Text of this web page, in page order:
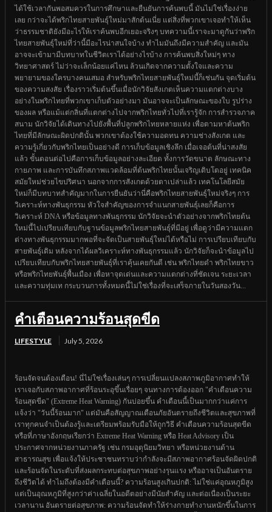
ได้ใช้เวลากันพอสมควรในการศึกษาและยืนยันการค้นพบนี้ มันไม่ใช่เรื่องง่าย
เลย กว่าจะได้พริกไทยสายพันธุ์ใหม่มาสักต้นเนี่ย แต่สิ่งที่พวกเขาเจอทำให้เห็น
ว่าธรรมชาติยังมีอะไรให้เราค้นพบอีกเยอะจริงๆ บทความนี้เราจะมาดูกันว่าพริก
ไทยสายพันธุ์ใหม่ที่ว่านี้มีอะไรน่าสนใจบ้าง ทำไมมันถึงมีความสำคัญ และมัน
อาจจะเข้ามามีบทบาทในชีวิตเราได้อย่างไรบ้าง การค้นพบสิ่งใหม่ๆ ทาง
วิทยาศาสตร์ ไม่ว่าจะเล็กน้อยแค่ไหน ล้วนเกิดจากความตั้งใจและความ
พยายามของใครบางคนเสมอ สำหรับพริกไทยสายพันธุ์ใหม่นี้ก็เช่นกัน จุดเริ่มต้น
ของความสงสัย เรื่องราวเริ่มต้นขึ้นเมื่อนักวิจัยสังเกตเห็นความแตกต่างบาง
อย่างในพริกไทยที่พวกเขาเก็บตัวอย่างมา มันอาจจะเป็นลักษณะของใบ รูปร่าง
ของผล หรือแม้แต่กลิ่นที่แตกต่างไปจากพริกไทยทั่วไปที่เรารู้จัก การสำรวจภาค
สนาม นักวิจัยได้เดินทางไปยังพื้นที่ปลูกพริกไทยหลายแห่ง เพื่อตามหาต้นพริก
ไทยที่มีลักษณะผิดปกตินั้น พวกเขาต้องใช้ความอดทน ความช่างสังเกต และ
ความรู้เกี่ยวกับพริกไทยเป็นอย่างดี การเก็บข้อมูลเชิงลึก เมื่อเจอต้นที่น่าสงสัย
แล้ว ขั้นตอนต่อไปคือการเก็บข้อมูลอย่างละเอียด ทั้งการวัดขนาด ลักษณะทาง
กายภาพ และการบันทึกสภาพแวดล้อมที่ต้นพริกไทยนั้นเจริญเติบโตอยู่ เทคนิค
สมัยใหม่ช่วยไขปริศนา นอกจากการสังเกตด้วยตาเปล่าแล้ว เทคโนโลยีสมัย
ใหม่ก็มีบทบาทสำคัญมากในการยืนยันว่านี่คือพริกไทยสายพันธุ์ใหม่จริงๆ การ
วิเคราะห์ทางพันธุกรรม หัวใจสำคัญของการจำแนกสายพันธุ์เลยก็คือการ
วิเคราะห์ DNA หรือข้อมูลทางพันธุกรรม นักวิจัยจะนำตัวอย่างจากพริกไทยต้น
ใหม่นี้ไปเปรียบเทียบกับฐานข้อมูลพริกไทยสายพันธุ์ที่มีอยู่ เพื่อดูว่ามีความแตก
ต่างทางพันธุกรรมมากพอที่จะจัดเป็นสายพันธุ์ใหม่ได้หรือไม่ การเปรียบเทียบกับ
สายพันธุ์เดิม หลังจากได้ผลวิเคราะห์ทางพันธุกรรมแล้ว นักวิจัยก็จะนำข้อมูลไป
เปรียบเทียบกับพริกไทยสายพันธุ์ที่เราคุ้นเคยกันดี เช่น พริกไทยดำ พริกไทยขาว
หรือพริกไทยพันธุ์พื้นเมือง เพื่อหาจุดเด่นและความแตกต่างที่ชัดเจน ระยะเวลา
และความทุ่มเท กระบวนการทั้งหมดนี้ไม่ใช่เรื่องที่จะเสร็จภายในวันสองวัน...
คำเตือนความร้อนสุดขีด
LIFESTYLE July 5, 2026
ร้อนจัดจนต้องเตือน! นี่ไม่ใช่เรื่องเล่นๆ การเปลี่ยนแปลงสภาพภูมิอากาศทำให้
เราเจอกับสภาพอากาศที่ร้อนระอุขึ้นเรื่อยๆ จนทางการต้องออก "คำเตือนความ
ร้อนสุดขีด" (Extreme Heat Warning) กันบ่อยขึ้น คำเตือนนี้เป็นมากกว่าแค่การ
แจ้งว่า "วันนี้ร้อนมาก" แต่มันคือสัญญาณเตือนภัยอันตรายถึงชีวิตและสุขภาพที่
เราทุกคนจำเป็นต้องรู้และเตรียมพร้อมรับมือให้ถูกวิธี คำเตือนความร้อนสุดขีด
หรือที่ภาษาอังกฤษเรียกว่า Extreme Heat Warning หรือ Heat Advisory เป็น
ประกาศจากหน่วยงานภาครัฐ เช่น กรมอุตุนิยมวิทยา หรือหน่วยงานด้าน
สาธารณสุข เพื่อแจ้งให้ประชาชนทราบว่ากำลังจะมีสภาพอากาศร้อนจัดผิดปกติ
และร้อนจัดในระดับที่ส่งผลกระทบต่อสุขภาพอย่างรุนแรง หรืออาจเป็นอันตราย
ถึงชีวิตได้ ทำไมถึงต้องมีคำเตือนนี้? ความร้อนสูงเกินปกติ: ไม่ใช่แค่อุณหภูมิสูง
แต่เป็นอุณหภูมิที่สูงกว่าค่าเฉลี่ยในอดีตอย่างมีนัยสำคัญ และต่อเนื่องเป็นระยะ
เวลานาน อันตรายต่อสุขภาพ: ความร้อนจัดทำให้ร่างกายทำงานหนักขึ้นในการ